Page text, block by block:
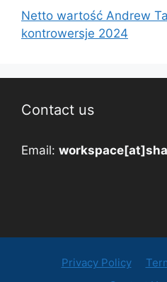
Netto wartość Andrew
kontrowersje 2024
Contact us
Email:
Privacy Policy